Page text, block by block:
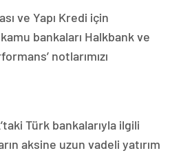
ve Yapı Kredi için
bankaları Halkbank ve
notlarımızı
Türk bankalarıyla ilgili
aksine uzun vadeli yatırım